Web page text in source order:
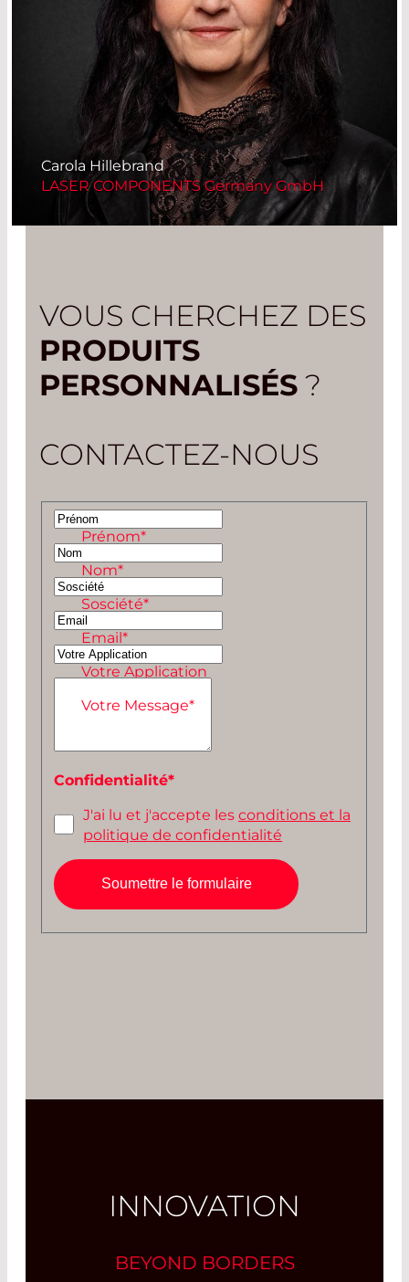
VOUS CHERCHEZ DES
PRODUITS
PERSONNALISÉS ?
CONTACTEZ-NOUS
Prénom*
Nom*
Sosciété*
Email*
Votre Application
Votre Message*
Confidentialité*
J'ai lu et j'accepte lesconditions et la
politique de confidentialité
Soumettre le formulaire
Carola Hillebrand
LASER COMPONENTS Germany GmbH
INNOVATION
BEYOND BORDERS